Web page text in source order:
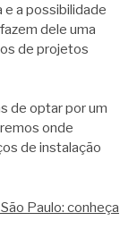
e a possibilidade
dele uma
de projetos
de optar por um
onde
de instalação
Paulo: conheça